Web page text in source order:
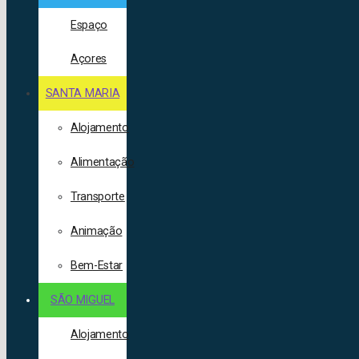
Espaço
Açores
SANTA MARIA
Alojamento
Alimentação
Transporte
Animação
Bem-Estar
SÃO MIGUEL
Alojamento